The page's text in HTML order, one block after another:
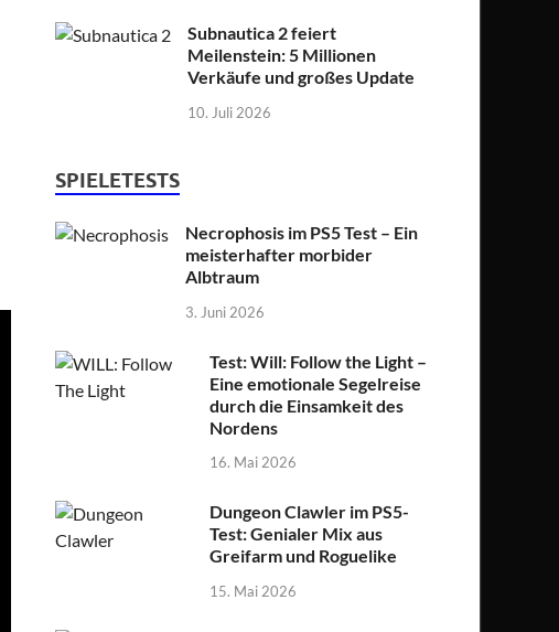
Subnautica 2 feiert
Meilenstein: 5 Millionen
Verkäufe und großes Update
10. Juli 2026
SPIELETESTS
Necrophosis im PS5 Test – Ein
meisterhafter morbider
Albtraum
3. Juni 2026
Test: Will: Follow the Light –
Eine emotionale Segelreise
durch die Einsamkeit des
Nordens
16. Mai 2026
Dungeon Clawler im PS5-
Test: Genialer Mix aus
Greifarm und Roguelike
15. Mai 2026